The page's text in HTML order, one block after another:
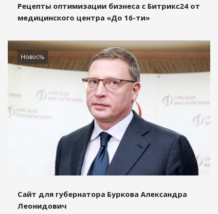
Рецепты оптимизации бизнеса с Битрикс24 от
медицинского центра «До 16-ти»
Новость
Сайт для губернатора Буркова Александра
Леонидович